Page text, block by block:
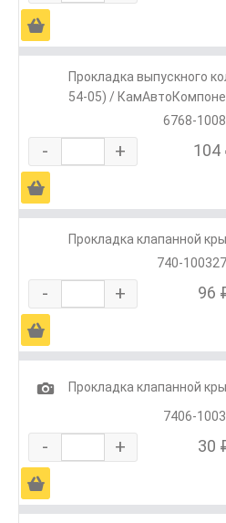
Ä
Прокладка выпускного
54-05) /
6768-
- + 104
Ä
Прокладка клапанной
740-
- + 96
Ä
1
Прокладка клапанной
7406-
- + 30
Ä